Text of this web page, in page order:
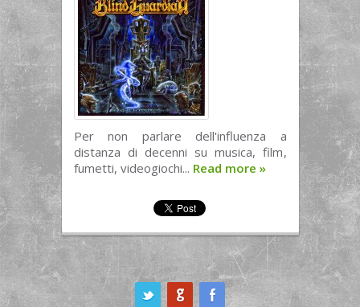
Per non parlare dell'influenza a
distanza di decenni su musica, film,
fumetti, videogiochi... Read more »